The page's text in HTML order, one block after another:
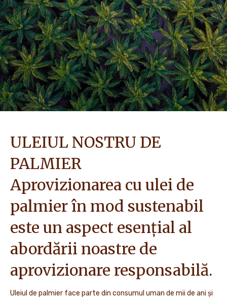
ULEIUL NOSTRU DE
PALMIER
Aprovizionarea cu ulei de
palmier în mod sustenabil
este un aspect esențial al
abordării noastre de
aprovizionare responsabilă.
Uleiul de palmier face parte din consumul uman de mii de ani și